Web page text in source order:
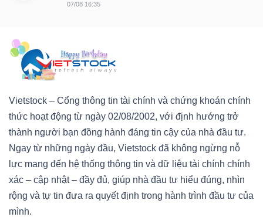
07/08 16:35
Vietstock – Cổng thông tin tài chính và chứng khoán chính
thức hoạt động từ ngày 02/08/2002, với định hướng trở
thành người bạn đồng hành đáng tin cậy của nhà đầu tư.
Ngay từ những ngày đầu, Vietstock đã không ngừng nỗ
lực mang đến hệ thống thông tin và dữ liệu tài chính chính
xác – cập nhật – đầy đủ, giúp nhà đầu tư hiểu đúng, nhìn
rộng và tự tin đưa ra quyết định trong hành trình đầu tư của
mình.